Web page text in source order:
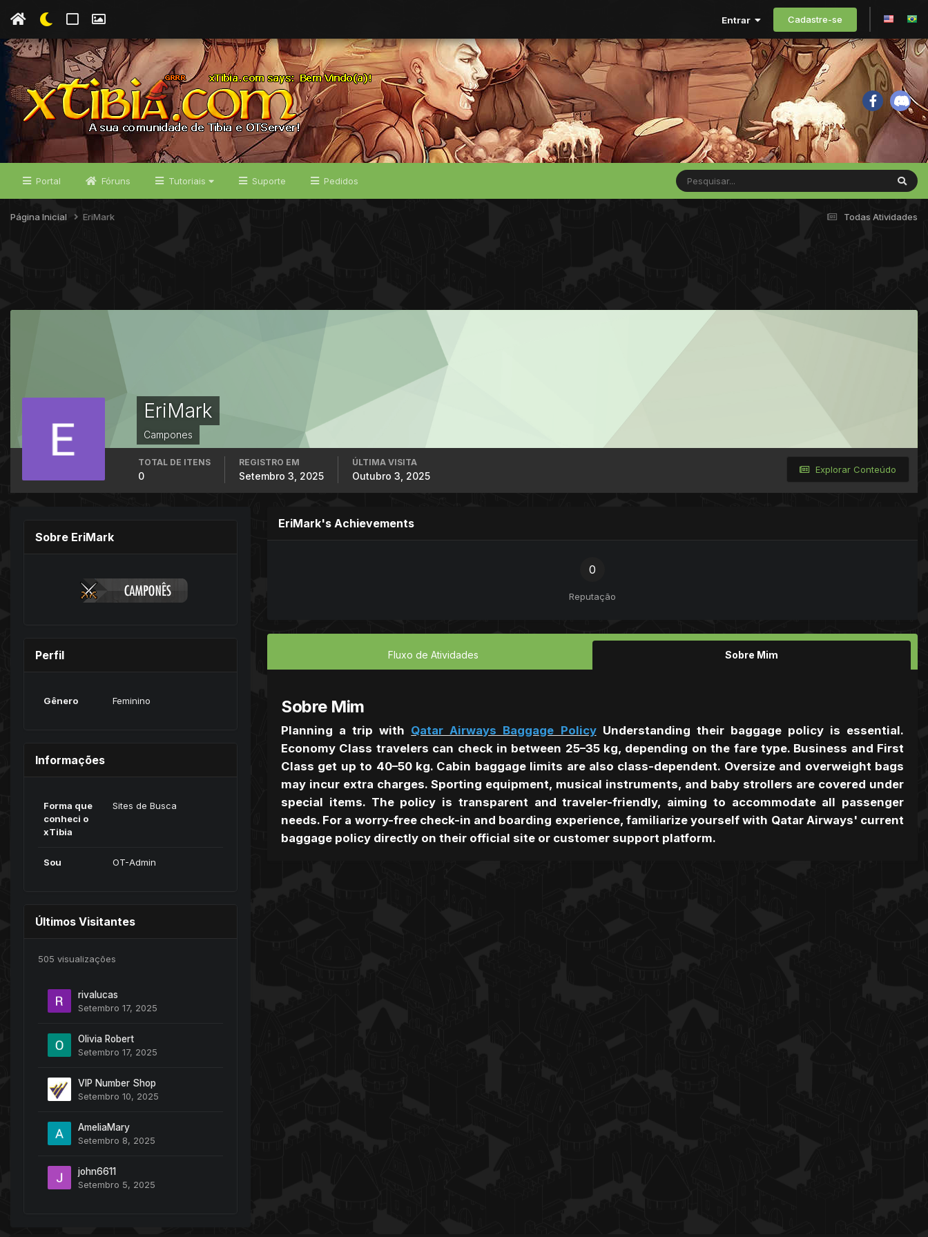
Entrar Cadastre-se
Portal Fóruns Tutoriais Suporte Pedidos
Todas Atividades
Página Inicial EriMark
EriMark
Campones
Explorar Conteúdo
TOTAL DE ITENS
0
REGISTRO EM
Setembro 3, 2025
ÚLTIMA VISITA
Outubro 3, 2025
Sobre EriMark
Perfil
Gênero Feminino
Informações
Forma que
conheci o
xTibia
Sites de Busca
Sou OT-Admin
Últimos Visitantes
505 visualizações
rivalucas
Setembro 17, 2025
Olivia Robert
Setembro 17, 2025
VIP Number Shop
Setembro 10, 2025
AmeliaMary
Setembro 8, 2025
john6611
Setembro 5, 2025
EriMark's Achievements
0
Reputação
Fluxo de Atividades Sobre Mim
Sobre Mim
Planning a trip with Qatar Airways Baggage PolicyUnderstanding their baggage policy is essential.
Economy Class travelers can check in between 25–35 kg, depending on the fare type. Business and First
Class get up to 40–50 kg. Cabin baggage limits are also class-dependent. Oversize and overweight bags
may incur extra charges. Sporting equipment, musical instruments, and baby strollers are covered under
special items. The policy is transparent and traveler-friendly, aiming to accommodate all passenger
needs. For a worry-free check-in and boarding experience, familiarize yourself with Qatar Airways' current
baggage policy directly on their official site or customer support platform.